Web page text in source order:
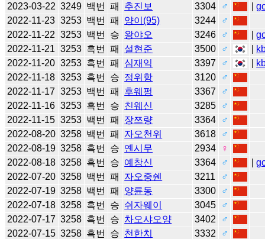
2023-03-22 3249 백번 패 추진보 3304 ♂ |
2022-11-23 3253 백번 패 양이(95) 3244
♂
2022-11-22 3253 백번 승 왕야오 3246 ♂ |
2022-11-21 3253 흑번 패 설현준 3500 ♂
2022-11-20 3253 흑번 패 심재익 3397 ♂
2022-11-18 3253 흑번 승 정위항 3120
♂
2022-11-17 3253 백번 패 후웨펑 3367
♂
2022-11-16 3253 흑번 승 친웨신 3285
♂
2022-11-15 3253 백번 패 장쯔량 3364
♂
2022-08-20 3258 백번 패 자오천위 3618
♂
2022-08-19 3258 흑번 승 옌시무 2934
♀
2022-08-18 3258 흑번 승 예창신 3364 ♂ |
2022-07-20 3258 백번 패 자오중쉔 3211
♂
2022-07-19 3258 백번 패 양륜동 3300
♂
2022-07-18 3258 흑번 승 쉬자웨이 3045
♂
2022-07-17 3258 흑번 승 차오샤오양 3402
♂
2022-07-15 3258 흑번 승 천한치 3332
♂